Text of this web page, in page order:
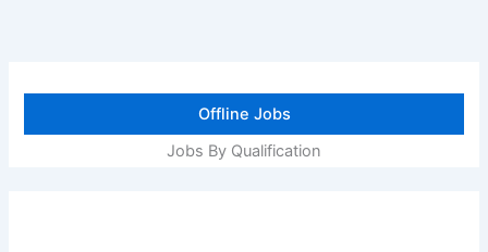
Offline Jobs
Jobs By Qualification